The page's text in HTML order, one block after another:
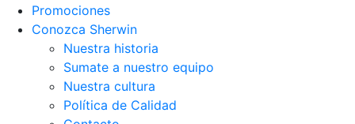
Promociones
Conozca Sherwin
Nuestra historia
Sumate a nuestro equipo
Nuestra cultura
Política de Calidad